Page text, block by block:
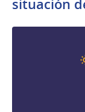
situación